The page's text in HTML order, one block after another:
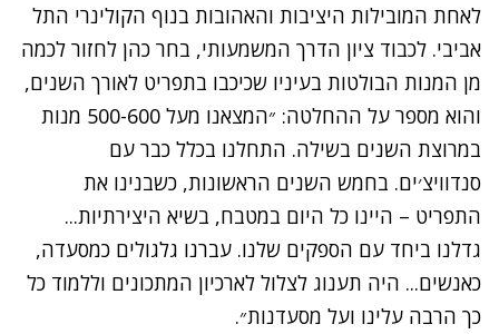
לאחת המובילות היציבות והאהובות בנוף הקולינרי התל
אביבי. לכבוד ציון הדרך המשמעותי, בחר כהן לחזור לכמה
מן המנות הבולטות בעיניו שכיכבו בתפריט לאורך השנים,
והוא מספר על ההחלטה: ״המצאנו מעל 500-600 מנות
במרוצת השנים בשילה. התחלנו בכלל כבר עם
סנדוויצ׳ים. בחמש השנים הראשונות, כשבנינו את
התפריט – היינו כל היום במטבח, בשיא היצירתיות...
גדלנו ביחד עם הספקים שלנו. עברנו גלגולים כמסעדה,
כאנשים... היה תענוג לצלול לארכיון המתכונים וללמוד כל
כך הרבה עלינו ועל מסעדנות״.